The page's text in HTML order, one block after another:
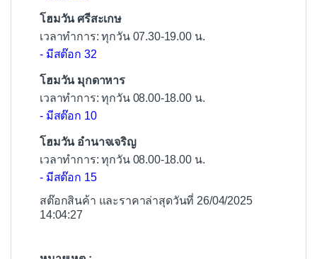
โฮมวัน ศรีสะเกษ
เวลาทำการ: ทุกวัน 07.30-19.00 น.
- มีสต๊อก 32
โฮมวัน มุกดาหาร
เวลาทำการ: ทุกวัน 08.00-18.00 น.
- มีสต๊อก 10
โฮมวัน อำนาจเจริญ
เวลาทำการ: ทุกวัน 08.00-18.00 น.
- มีสต๊อก 15
สต๊อกสินค้า และราคาล่าสุดวันที่ 26/04/2025
14:04:27